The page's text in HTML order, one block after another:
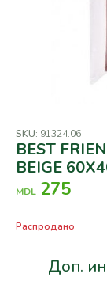
SKU: 91324.06
BEST
BEIGE
MDL 275
Распродано
Доп.